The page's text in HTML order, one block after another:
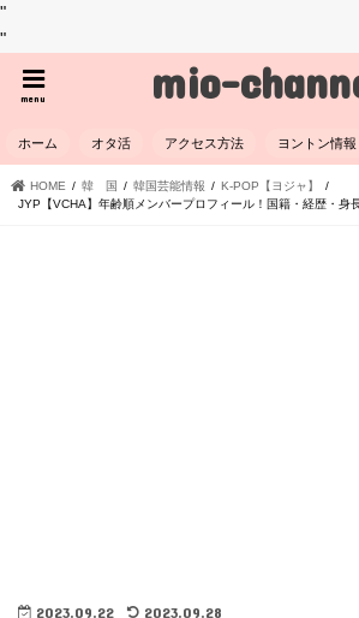
"
"
mio-
menu
ホーム オタ活 アクセス方法 ヨントン情報
HOME 韓 国 韓国芸能情報
K-POP【ヨジャ】
JYP【VCHA】年齢順メンバープロフィール！国籍・経歴・身
2023.09.22 2023.09.28